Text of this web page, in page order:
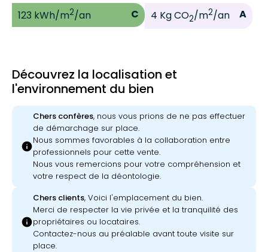
123 kWh/m2/an C
4 Kg CO2/m2/an A
Découvrez la localisation et
l'environnement du bien
info
Chers confères, nous vous prions de ne pas effectuer
de démarchage sur place.
Nous sommes favorables à la collaboration entre
professionnels pour cette vente.
Nous vous remercions pour votre compréhension et
votre respect de la déontologie.
info
Chers clients, Voici l'emplacement du bien.
Merci de respecter la vie privée et la tranquilité des
propriétaires ou locataires.
Contactez-nous au préalable avant toute visite sur
place.